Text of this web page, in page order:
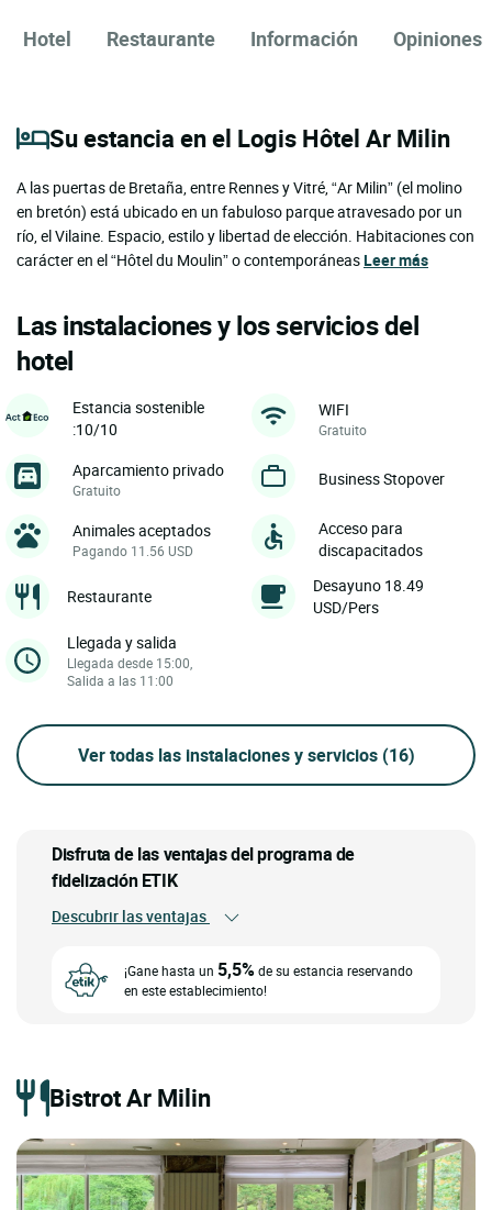
Hotel Restaurante Información Opiniones
Su estancia en el Logis Hôtel Ar Milin
A las puertas de Bretaña, entre Rennes y Vitré, “Ar Milin” (el molino
en bretón) está ubicado en un fabuloso parque atravesado por un
río, el Vilaine. Espacio, estilo y libertad de elección. Habitaciones con
carácter en el “Hôtel du Moulin” o contemporáneasLeer más
Las instalaciones y los servicios del
hotel
Estancia sostenible
:10/10
WIFI
Gratuito
Aparcamiento privado
Gratuito
Business Stopover
Animales aceptados
Pagando 11.56 USD
Acceso para
discapacitados
Restaurante
Desayuno 18.49
USD/Pers
Llegada y salida
Llegada desde 15:00,
Salida a las 11:00
Ver todas las instalaciones y servicios (16)
Disfruta de las ventajas del programa de
fidelización ETIK
Descubrir las ventajas
¡Gane hasta un 5,5%de su estancia reservando
en este establecimiento!
Bistrot Ar Milin